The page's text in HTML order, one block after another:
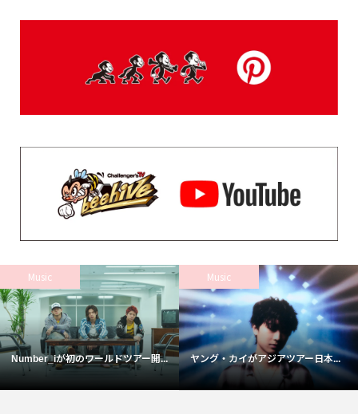
Music
Number_iが初のワールドツアー開...
Music
ヤング・カイがアジアツアー日本...